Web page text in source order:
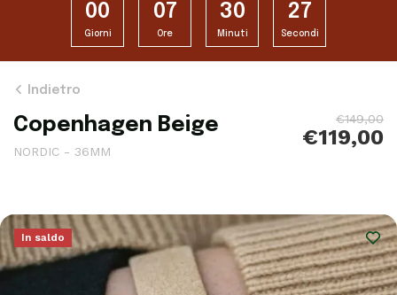
00
Giorni
07
Ore
30
Minuti
25
Secondi
Indietro
Copenhagen Beige
NORDIC - 36MM
€149,00
€119,00
In saldo